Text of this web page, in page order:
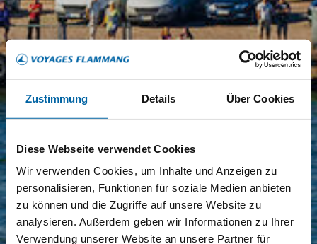
Zustimmung Details Über Cookies
Diese Webseite verwendet Cookies
Wir verwenden Cookies, um Inhalte und Anzeigen zu
personalisieren, Funktionen für soziale Medien anbieten
zu können und die Zugriffe auf unsere Website zu
analysieren. Außerdem geben wir Informationen zu Ihrer
Verwendung unserer Website an unsere Partner für